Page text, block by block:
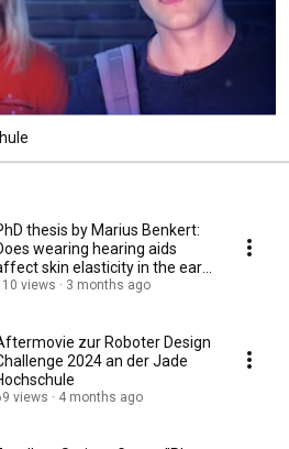
thesis by Marius Benkert:
wearing hearing aids
skin elasticity in the ear
views 3 months ago
zur Roboter Design
2024 an der Jade
views 4 months ago